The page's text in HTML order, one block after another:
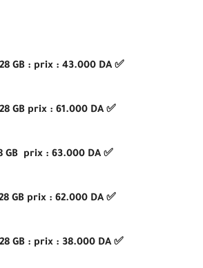
✅ Samsung A32 : 6/128 GB : prix : 43.000 DA
✅ Samsung A52 : 6/128 GB prix : 61.000 DA
✅ Samsung A71 : 8/128 GB prix : 63.000 DA
✅ Samsung M51 : 6/128 GB prix : 62.000 DA
✅ Samsung A31 : 4/128 GB : prix : 38.000 DA